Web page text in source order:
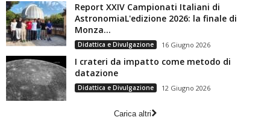
Report XXIV Campionati Italiani di
AstronomiaL'edizione 2026: la finale di
Monza...
Didattica e Divulgazione 16 Giugno 2026
I crateri da impatto come metodo di
datazione
Didattica e Divulgazione 12 Giugno 2026
Carica altri